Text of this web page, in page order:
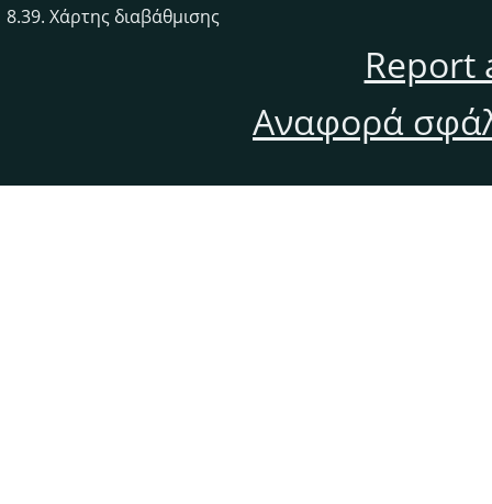
8.39. Χάρτης διαβάθμισης
Report
Αναφορά